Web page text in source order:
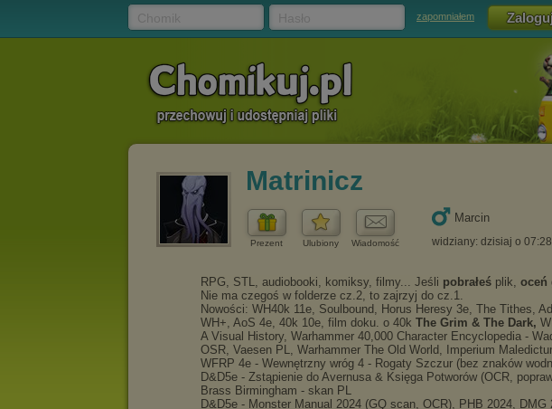
zapomniałem
Matrinicz
Prezent Ulubiony Wiadomość
Marcin
widziany: dzisiaj o 07:28